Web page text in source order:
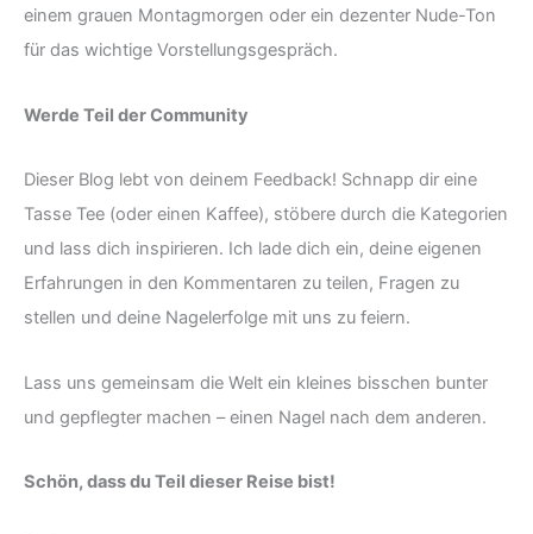
einem grauen Montagmorgen oder ein dezenter Nude-Ton
für das wichtige Vorstellungsgespräch.
Werde Teil der Community
Dieser Blog lebt von deinem Feedback! Schnapp dir eine
Tasse Tee (oder einen Kaffee), stöbere durch die Kategorien
und lass dich inspirieren. Ich lade dich ein, deine eigenen
Erfahrungen in den Kommentaren zu teilen, Fragen zu
stellen und deine Nagelerfolge mit uns zu feiern.
Lass uns gemeinsam die Welt ein kleines bisschen bunter
und gepflegter machen – einen Nagel nach dem anderen.
Schön, dass du Teil dieser Reise bist!